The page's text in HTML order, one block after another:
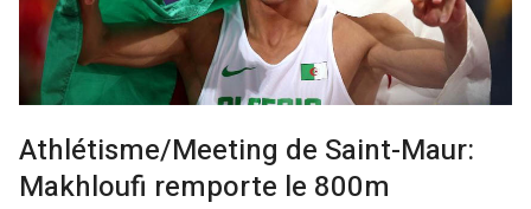
Athlétisme/Meeting de Saint-Maur:
Makhloufi remporte le 800m